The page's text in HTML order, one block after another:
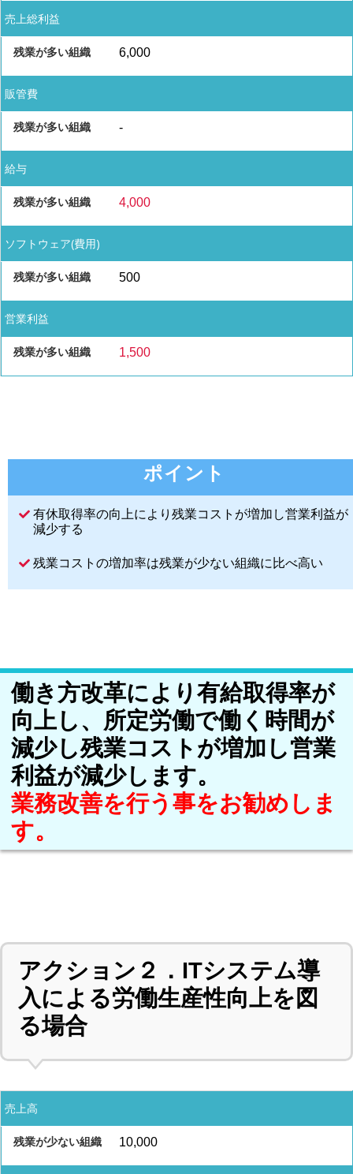
売上総利益
6,000
販管費
-
給与
4,000
ソフトウェア(費用)
500
営業利益
1,500
ポイント
有休取得率の向上により残業コストが増加し営業利益が
減少する
残業コストの増加率は残業が少ない組織に比べ高い
働き方改革により有給取得率が
向上し、所定労働で働く時間が
減少し残業コストが増加し営業
利益が減少します。
業務改善を行う事をお勧めしま
す。
アクション２．ITシステム導
入による労働生産性向上を図
る場合
売上高
10,000